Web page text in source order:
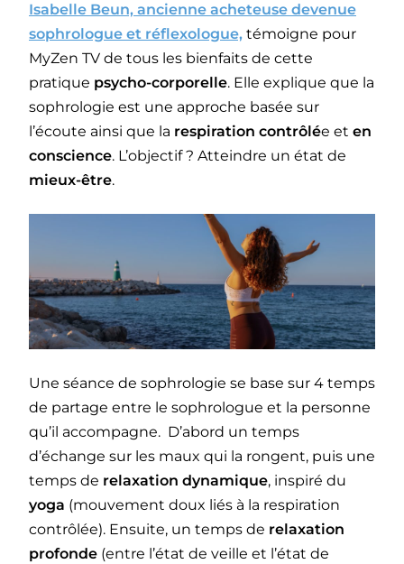
Isabelle Beun, ancienne acheteuse devenue
sophrologue et réflexologue, témoigne pour
MyZen TV de tous les bienfaits de cette
pratique psycho-corporelle. Elle explique que la
sophrologie est une approche basée sur
l’écoute ainsi que la respiration contrôlée et en
conscience. L’objectif ? Atteindre un état de
mieux-être.
Une séance de sophrologie se base sur 4 temps
de partage entre le sophrologue et la personne
qu’il accompagne. D’abord un temps
d’échange sur les maux qui la rongent, puis une
temps de relaxation dynamique, inspiré du
yoga (mouvement doux liés à la respiration
contrôlée). Ensuite, un temps de relaxation
profonde (entre l’état de veille et l’état de